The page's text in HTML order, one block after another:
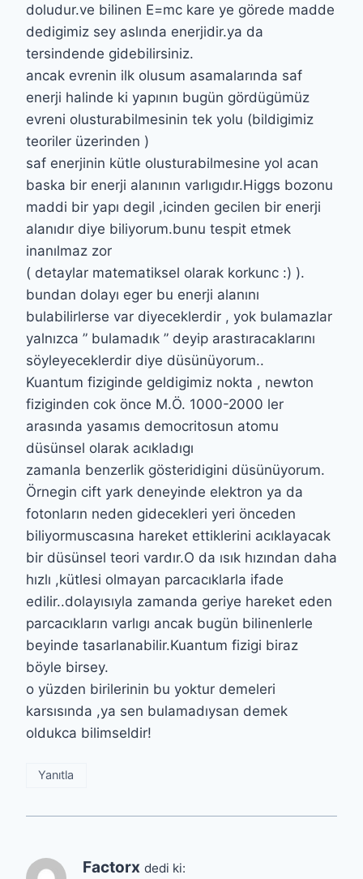
doludur.ve bilinen E=mc kare ye görede madde
dedigimiz sey aslında enerjidir.ya da
tersindende gidebilirsiniz.
ancak evrenin ilk olusum asamalarında saf
enerji halinde ki yapının bugün gördügümüz
evreni olusturabilmesinin tek yolu (bildigimiz
teoriler üzerinden )
saf enerjinin kütle olusturabilmesine yol acan
baska bir enerji alanının varlıgıdır.Higgs bozonu
maddi bir yapı degil ,icinden gecilen bir enerji
alanıdır diye biliyorum.bunu tespit etmek
inanılmaz zor
( detaylar matematiksel olarak korkunc :) ).
bundan dolayı eger bu enerji alanını
bulabilirlerse var diyeceklerdir , yok bulamazlar
yalnızca ” bulamadık ” deyip arastıracaklarını
söyleyeceklerdir diye düsünüyorum..
Kuantum fiziginde geldigimiz nokta , newton
fiziginden cok önce M.Ö. 1000-2000 ler
arasında yasamıs democritosun atomu
düsünsel olarak acıkladıgı
zamanla benzerlik gösteridigini düsünüyorum.
Örnegin cift yark deneyinde elektron ya da
fotonların neden gidecekleri yeri önceden
biliyormuscasına hareket ettiklerini acıklayacak
bir düsünsel teori vardır.O da ısık hızından daha
hızlı ,kütlesi olmayan parcacıklarla ifade
edilir..dolayısıyla zamanda geriye hareket eden
parcacıkların varlıgı ancak bugün bilinenlerle
beyinde tasarlanabilir.Kuantum fizigi biraz
böyle birsey.
o yüzden birilerinin bu yoktur demeleri
karsısında ,ya sen bulamadıysan demek
oldukca bilimseldir!
Yanıtla
Factorx dedi ki: